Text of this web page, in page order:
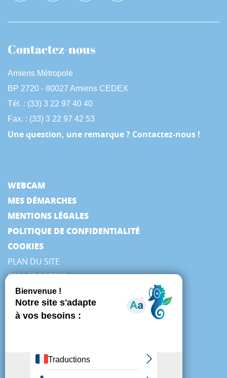
Contactez-nous
Amiens Métropole
BP 2720 - 80027 Amiens CEDEX
Tél. : (33) 3 22 97 40 40
Fax. : (33) 3 22 97 42 53
Une question, une remarque ? Contactez-nous !
WEBCAM
MES DÉMARCHES
MENTIONS LÉGALES
POLITIQUE DE CONFIDENTIALITÉ
COOKIES
PLAN DU SITE
ESPACE PRESSE